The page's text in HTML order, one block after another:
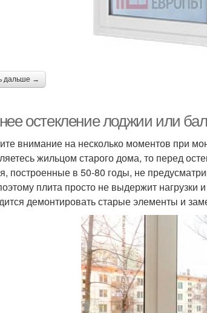
дальше →
остекление лоджии или
внимание на несколько моментов при
жильцом старого дома, то перед
построенные в 50-80 годы, не
плита просто не выдержит
демонтировать старые элементы и